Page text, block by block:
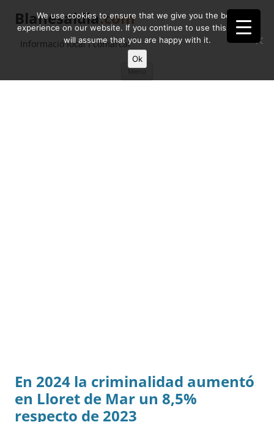
Blanesaldia.com
Informació local i comarcal
contingut
En 2024 la criminalidad aumentó
en Lloret de Mar un 8,5%
respecto de 2023
We use cookies to ensure that we give you the best
experience on our website. If you continue to use this site we
will assume that you are happy with it.
Ok